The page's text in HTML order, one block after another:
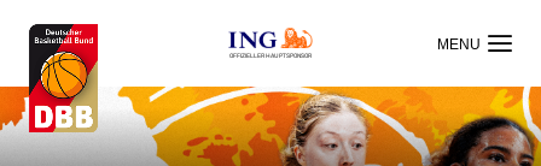
OFFIZIELLER HAUPTSPONSOR